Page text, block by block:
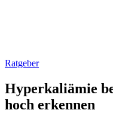
Ratgeber
Hyperkaliämie
hoch erkennen